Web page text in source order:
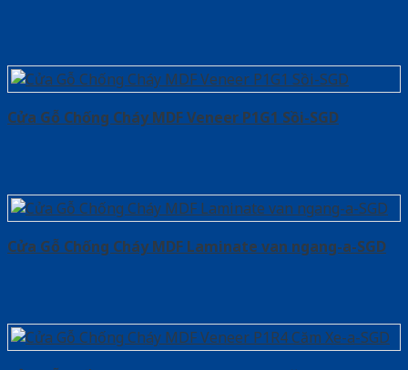
Cửa Gỗ Chống Cháy MDF Veneer P1G1 Sồi-SGD
Cửa Gỗ Chống Cháy MDF Laminate van ngang-a-SGD